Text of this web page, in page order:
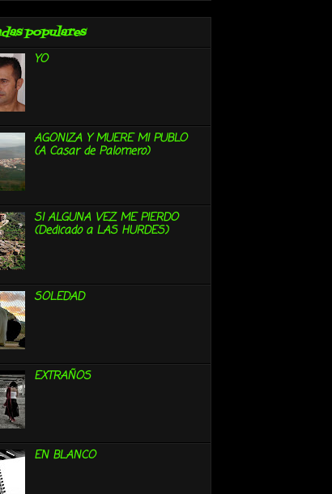
populares
YO
AGONIZA Y MUERE MI PUBLO
(A Casar de Palomero)
SI ALGUNA VEZ ME PIERDO
(Dedicado a LAS HURDES)
SOLEDAD
EXTRAÑOS
EN BLANCO